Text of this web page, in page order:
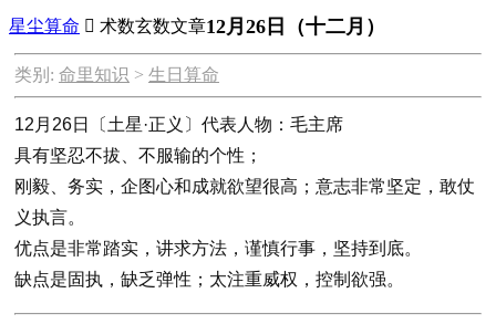
星尘算命  术数玄数文章12月26日（十二月）
类别: 命里知识 > 生日算命
12月26日〔土星·正义〕代表人物：毛主席
具有坚忍不拔、不服输的个性；
刚毅、务实，企图心和成就欲望很高；意志非常坚定，敢仗
义执言。
优点是非常踏实，讲求方法，谨慎行事，坚持到底。
缺点是固执，缺乏弹性；太注重威权，控制欲强。